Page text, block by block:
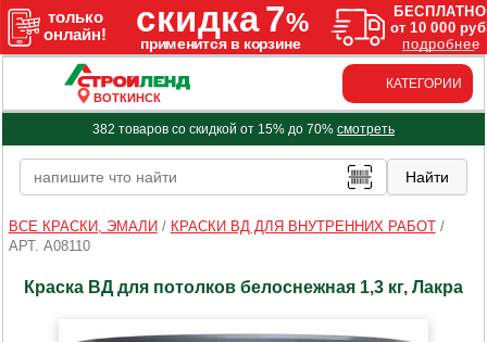
ВОТКИНСК
КАТЕГОРИИ
382 товаров со скидкой от 15% до 70% смотреть
ВСЕ КРАСКИ, ЭМАЛИ / КРАСКИ ВД ДЛЯ ВНУТРЕННИХ РАБОТ/
АРТ. A08110
Краска ВД для потолков белоснежная 1,3 кг, Лакра